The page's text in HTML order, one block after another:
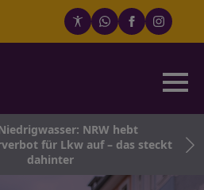
NRW hebt
für Lkw auf – das steckt
dahinter